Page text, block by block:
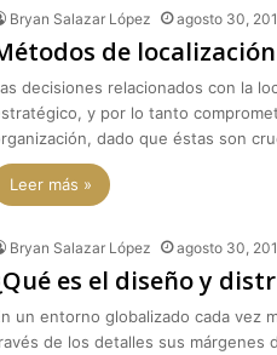
Bryan Salazar López agosto 30,
de
decisiones relacionados con la
y por lo tanto
dado que éstas son
Leer más »
Bryan Salazar López agosto 30,
es el diseño y
un entorno globalizado cada vez
de los detalles sus márgenes